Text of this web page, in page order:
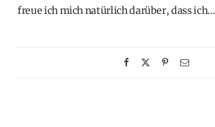
freue ich mich natürlich darüber, dass ich…